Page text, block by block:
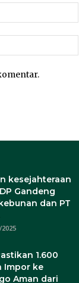
kesejahteraan
Gandeng
dan PT
1.600
Impor ke
Aman dari